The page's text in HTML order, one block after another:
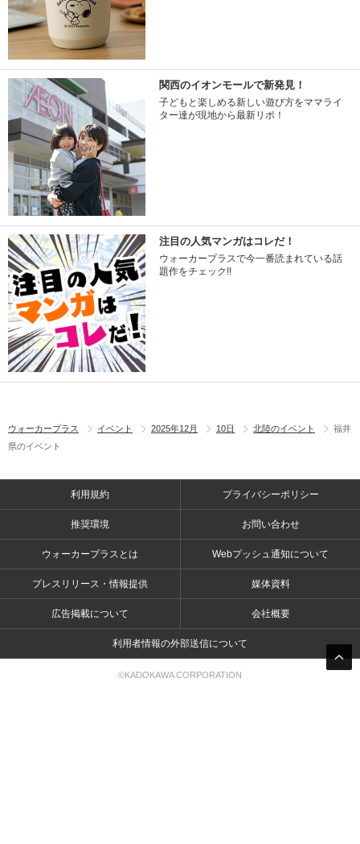
関西のイオンモールで新発見！
子どもと楽しめる新しい遊び方をママライ
ター達が現地から最新リポ！
注目の人気マンガはコレだ！
ウォーカープラスで今一番読まれている話
題作をチェック!!
ウォーカープラス イベント 2025年12月 10日 北陸のイベント
福井
県のイベント
利用規約 プライバシーポリシー
推奨環境 お問い合わせ
ウォーカープラスとは Webプッシュ通知について
プレスリリース・情報提供 媒体資料
広告掲載について 会社概要
利用者情報の外部送信について
©KADOKAWA CORPORATION